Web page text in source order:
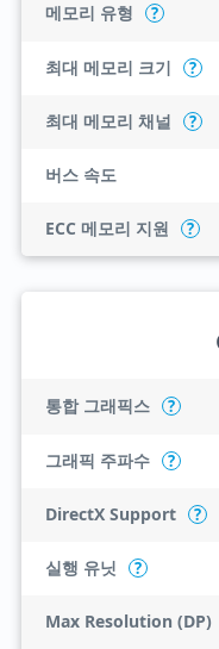
메모리 유형 ?
최대 메모리 크기 ?
최대 메모리 채널 ?
버스 속도
ECC 메모리 지원 ?
통합 그래픽스 ?
그래픽 주파수 ?
DirectX Support ?
실행 유닛 ?
Max Resolution (DP)